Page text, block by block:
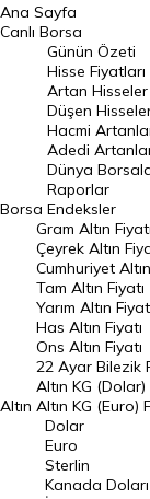
BIST 100 Hisseleri
En Çok Artan Hisseler
En Çok Düşen
Hacmi Artanlar
Geçmiş Kapanışlar
Dünya Borsaları
Raporlar
Endeksler
DÖVİZ
Döviz Kuru
Dolar Kuru
Euro Kuru
Pound Kuru
Frank Kuru
Ana Sayfa
Canlı Borsa
Borsa
Günün Özeti
Hisse Fiyatları
Artan Hisseler
Düşen
Hacmi
Adedi
Dünya
Raporlar
Endeksler
Altın
Gram Altın Fiyatı
Çeyrek Altın
Cumhuriyet
Tam Altın Fiyatı
Yarım Altın
Has Altın Fiyatı
Ons Altın Fiyatı
22 Ayar Bilezik
Altın KG (Dolar)
Altın KG (Euro)
Dolar
Euro
Sterlin
Kanada Doları